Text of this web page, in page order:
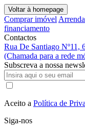
Voltar à homepage
Comprar imóvel
financiamento
Contactos
Rua De Santiago Nº11,
(Chamada para a rede
Subscreva a nossa
Aceito a Política de
Siga-nos